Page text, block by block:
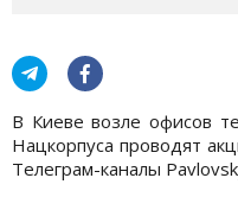
В Киеве возле офисов
Нацкорпуса проводят
Телеграм-каналы